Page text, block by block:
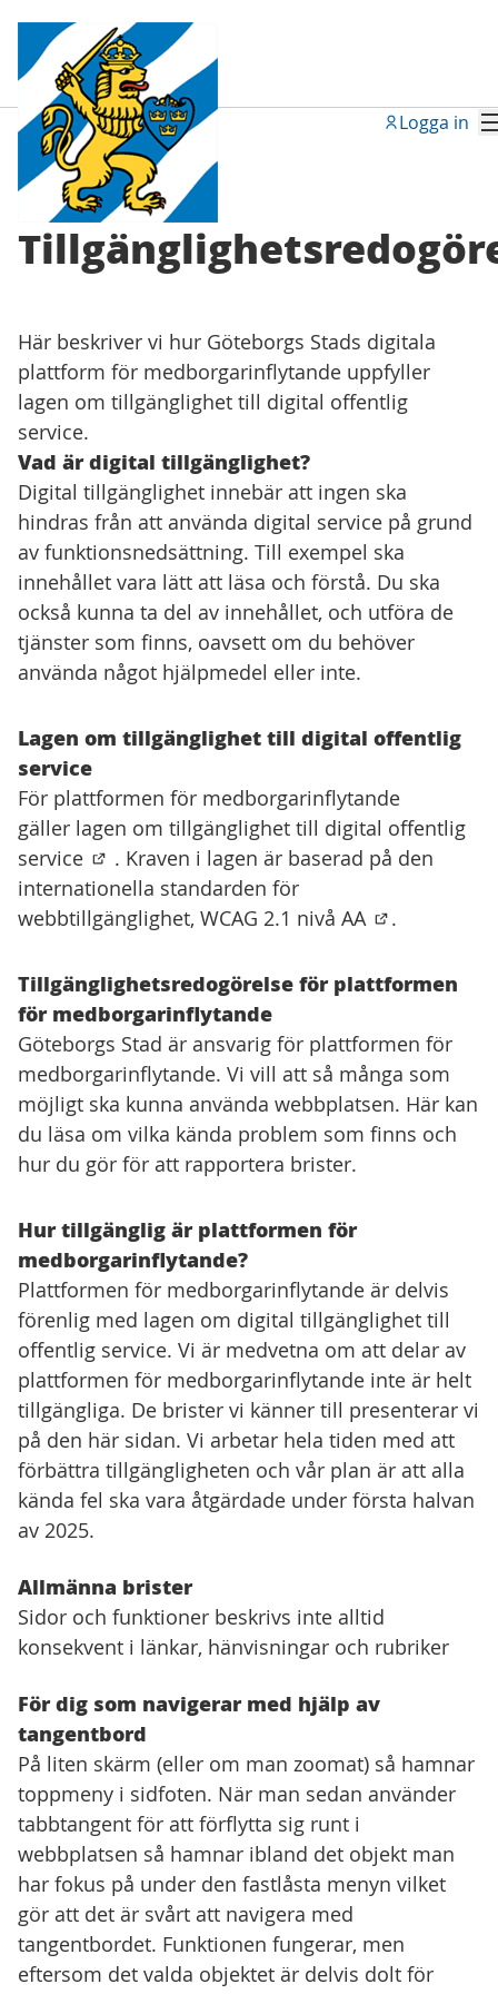
Logga in
Här beskriver vi hur Göteborgs Stads digitala
plattform för medborgarinflytande uppfyller
lagen om tillgänglighet till digital offentlig
service.
Vad är digital tillgänglighet?
Digital tillgänglighet innebär att ingen ska
hindras från att använda digital service på grund
av funktionsnedsättning. Till exempel ska
innehållet vara lätt att läsa och förstå. Du ska
också kunna ta del av innehållet, och utföra de
tjänster som finns, oavsett om du behöver
använda något hjälpmedel eller inte.
Lagen om tillgänglighet till digital offentlig
service
För plattformen för medborgarinflytande
gäller lagen om tillgänglighet till digital offentlig
service
(Extern länk)
. Kraven i lagen är baserad på den
internationella standarden för
webbtillgänglighet, WCAG 2.1 nivå AA .
Tillgänglighetsredogörelse för plattformen
för medborgarinflytande
Göteborgs Stad är ansvarig för plattformen för
medborgarinflytande. Vi vill att så många som
möjligt ska kunna använda webbplatsen. Här kan
du läsa om vilka kända problem som finns och
hur du gör för att rapportera brister.
Hur tillgänglig är plattformen för
medborgarinflytande?
Plattformen för medborgarinflytande är delvis
förenlig med lagen om digital tillgänglighet till
offentlig service. Vi är medvetna om att delar av
plattformen för medborgarinflytande inte är helt
tillgängliga. De brister vi känner till presenterar vi
på den här sidan. Vi arbetar hela tiden med att
förbättra tillgängligheten och vår plan är att alla
kända fel ska vara åtgärdade under första halvan
av 2025.
Allmänna brister
Sidor och funktioner beskrivs inte alltid
konsekvent i länkar, hänvisningar och rubriker
För dig som navigerar med hjälp av
tangentbord
På liten skärm (eller om man zoomat) så hamnar
toppmeny i sidfoten. När man sedan använder
tabbtangent för att förflytta sig runt i
webbplatsen så hamnar ibland det objekt man
har fokus på under den fastlåsta menyn vilket
gör att det är svårt att navigera med
tangentbordet. Funktionen fungerar, men
eftersom det valda objektet är delvis dolt för